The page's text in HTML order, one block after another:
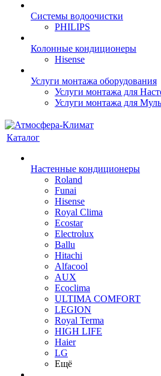
Системы водоочистки
PHILIPS
Колонные кондиционеры
Hisense
Услуги монтажа оборудования
Услуги монтажа для
Услуги монтажа для
Каталог
Настенные кондиционеры
Roland
Funai
Hisense
Royal Clima
Ecostar
Electrolux
Ballu
Hitachi
Alfacool
AUX
Ecoclima
ULTIMA COMFORT
LEGION
Royal Terma
HIGH LIFE
Haier
LG
Ещё